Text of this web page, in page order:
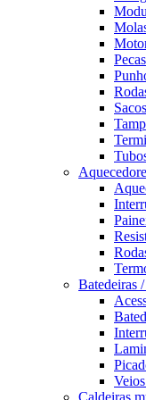
Batedeiras
Caldeiras